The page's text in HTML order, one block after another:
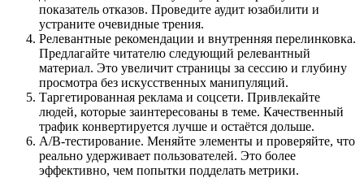
показатель отказов. Проведите аудит юзабилити и
устраните очевидные трения.
Релевантные рекомендации и внутренняя перелинковка.
Предлагайте читателю следующий релевантный
материал. Это увеличит страницы за сессию и глубину
просмотра без искусственных манипуляций.
Таргетированная реклама и соцсети. Привлекайте
людей, которые заинтересованы в теме. Качественный
трафик конвертируется лучше и остаётся дольше.
A/B-тестирование. Меняйте элементы и проверяйте, что
реально удерживает пользователей. Это более
эффективно, чем попытки подделать метрики.